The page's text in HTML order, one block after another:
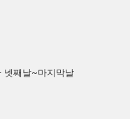
넷째날~마지막날